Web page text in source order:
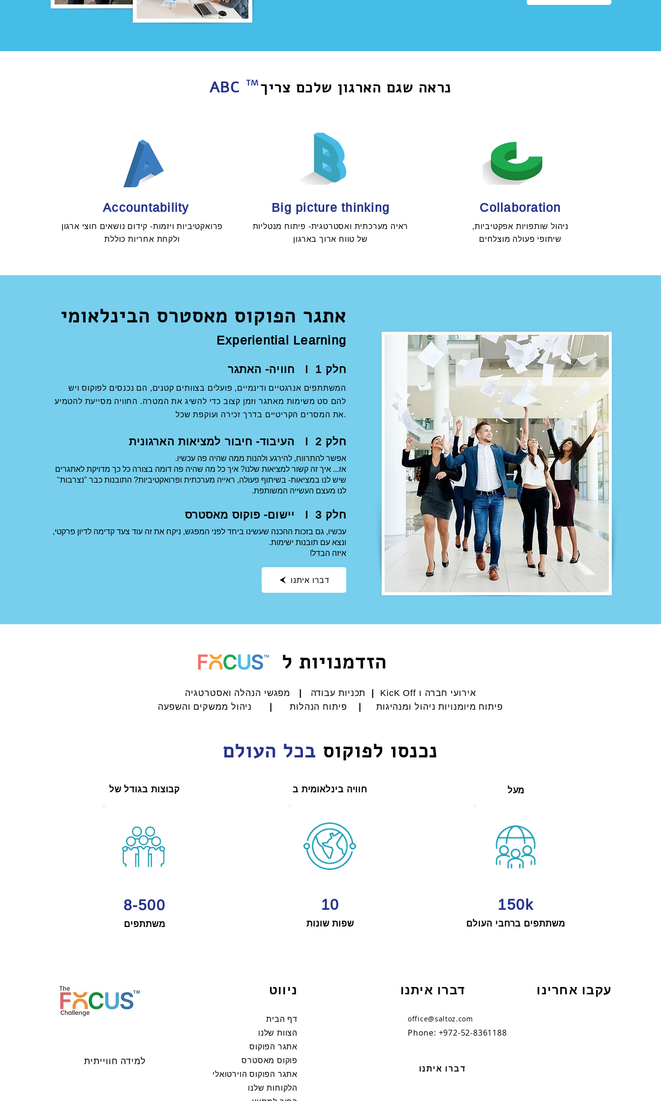
נראה שגם הארגון שלכם צריךABC
TM
Accountability
פרואקטיביות ויזמות- קידום נושאים חוצי ארגון
ולקחת אחריות כוללת
Big picture thinking
ראיה מערכתית ואסטרטגית- פיתוח מנטליות
של טווח ארוך בארגון
Collaboration
ניהול שותפויות אפקטיביות,
שיתופי פעולה מוצלחים
אתגר הפוקוס מאסטרס הבינלאומי
Experiential Learning
חוויה- האתגר I חלק 1
המשתתפים אנרגטיים ודינמיים, פועלים בצוותים קטנים, הם נכנסים לפוקוס ויש
להם סט משימות מאתגר וזמן קצוב כדי להשיג את המטרה. החוויה מסייעת להטמיע
את המסרים הקריטיים בדרך זכירה ועוקפת שכל.
העיבוד- חיבור למציאות הארגונית I חלק 2
אפשר להתרווח, להירגע ולהנות ממה שהיה פה עכשיו.
אז... איך זה קשור למציאות שלנו? איך כל מה שהיה פה דומה בצורה כל כך מדויקת לאתגרים
שיש לנו במציאות- בשיתוף פעולה, ראייה מערכתית ופרואקטיביות? התובנות כבר "נצרבות"
לנו מעצם העשייה המשותפת.
יישום- פוקוס מאסטרס I חלק 3
עכשיו, גם בזכות ההכנה שעשינו ביחד לפני המפגש, ניקח את זה עוד צעד קדימה לדיון פרקטי,
ונצא עם תובנות ישימות.
איזה הבדל!
דברו איתנו
הזדמנויות ל
אירועי חברה ו KicK Off | תכניות עבודה | מפגשי הנהלה ואסטרטגיה
פיתוח מיומנויות ניהול ומנהיגות
| פיתוח הנהלות | ניהול ממשקים והשפעה
נכנסו לפוקוס בכל העולם
קבוצות בגודל של
8-500
משתתפים
חוויה בינלאומית ב
10
שפות שונות
מעל
150k
משתתפים ברחבי העולם
למידה חווייתית
ניווט
דף הבית
הצוות שלנו
אתגר הפוקוס
פוקוס מאסטרס
אתגר הפוקוס הוירטואלי
הלקוחות שלנו
דברו איתנו
office@saltoz.com
דברו איתנו
עקבו אחרינו
Phone: +972-52-8361188